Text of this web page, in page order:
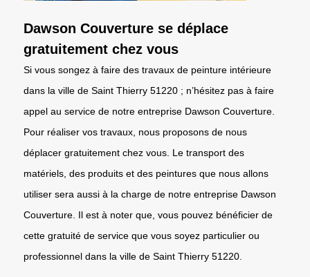
Dawson Couverture se déplace
gratuitement chez vous
Si vous songez à faire des travaux de peinture intérieure
dans la ville de Saint Thierry 51220 ; n’hésitez pas à faire
appel au service de notre entreprise Dawson Couverture.
Pour réaliser vos travaux, nous proposons de nous
déplacer gratuitement chez vous. Le transport des
matériels, des produits et des peintures que nous allons
utiliser sera aussi à la charge de notre entreprise Dawson
Couverture. Il est à noter que, vous pouvez bénéficier de
cette gratuité de service que vous soyez particulier ou
professionnel dans la ville de Saint Thierry 51220.